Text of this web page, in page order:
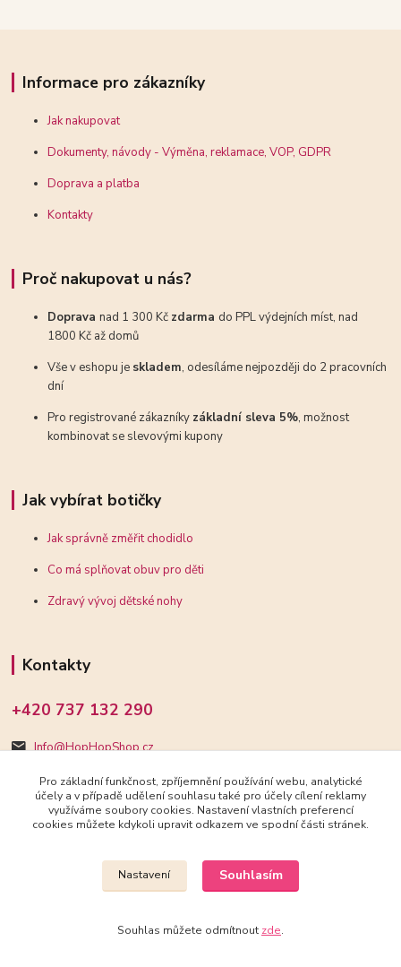
Informace pro zákazníky
Jak nakupovat
Dokumenty, návody - Výměna, reklamace, VOP, GDPR
Doprava a platba
Kontakty
Proč nakupovat u nás?
Dopravanad 1 300 Kč zdarma do PPL výdejních míst, nad
1800 Kč až domů
Vše v eshopu je skladem, odesíláme nejpozději do 2 pracovních
dní
Pro registrované zákazníky základní sleva 5%, možnost
kombinovat se slevovými kupony
Jak vybírat botičky
Jak správně změřit chodidlo
Co má splňovat obuv pro děti
Zdravý vývoj dětské nohy
Kontakty
+420 737 132 290
Info@HopHopShop.cz
Upravit sběr cookies.
2018-2025 HopHopShop.cz
Pro základní funkčnost, zpříjemnění používání webu, analytické
účely a v případě udělení souhlasu také pro účely cílení reklamy
využíváme soubory cookies. Nastavení vlastních preferencí
cookies můžete kdykoli upravit odkazem ve spodní části stránek.
Nastavení Souhlasím
Souhlas můžete odmítnout zde.